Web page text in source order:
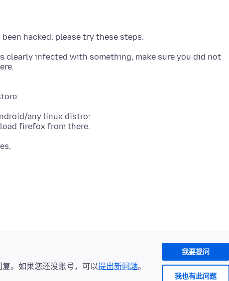
infected with something, make sure you did not
any linux distro:
我要提问
我也有此问题
复。如果您还没账号，可以提出新问题。